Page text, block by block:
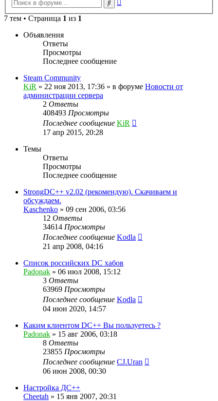
Поиск
7 тем • Страница 1 из 1
Объявления
Ответы
Просмотры
Последнее сообщение
Steam Community
KiR » 22 ноя 2013, 17:36 » в форуме Новости от
администрации сервера
2 Ответы
408493 Просмотры
Последнее сообщение KiR
17 апр 2015, 20:28
Темы
Ответы
Просмотры
Последнее сообщение
StrongDC++ v2.02 (рекомендую). Скачиваем и
обсуждаем.
Kaschenko » 09 сен 2006, 03:56
12 Ответы
34614 Просмотры
Последнее сообщение Kodla
21 апр 2008, 04:16
Список российских DC хабов
Padonak » 06 июл 2008, 15:12
3 Ответы
63969 Просмотры
Последнее сообщение Kodla
04 июн 2020, 14:57
Каким клиентом DC++ Вы пользуетесь ?
Padonak » 15 авг 2006, 03:18
8 Ответы
23855 Просмотры
Последнее сообщение CJ.Uran
06 июн 2008, 00:30
Настройка ДС++
Cheetah » 15 янв 2007, 20:31